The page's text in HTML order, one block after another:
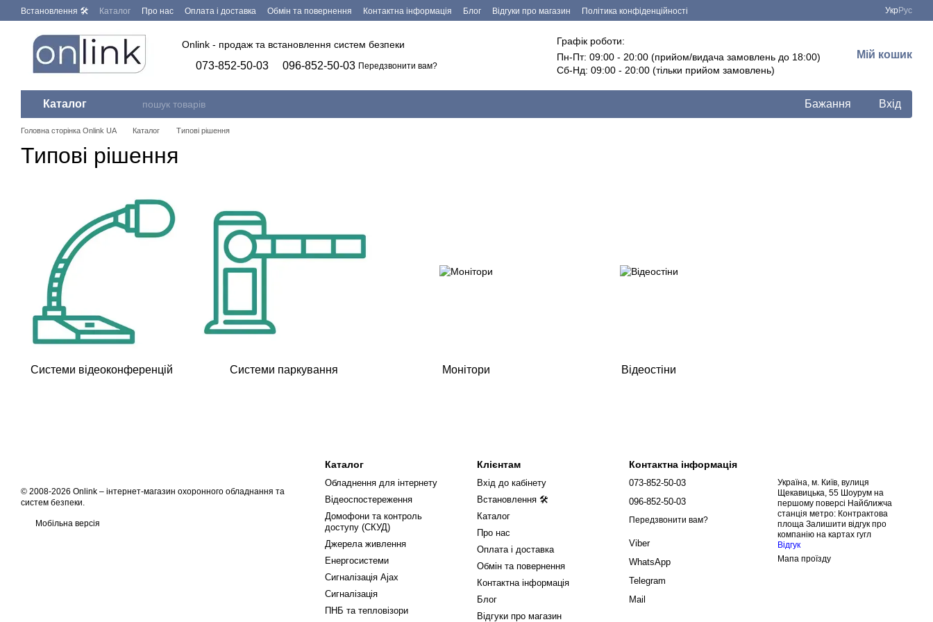
Перейти до основного контенту
Встановлення 🛠 Каталог Про нас Оплата і доставка Обмін та повернення Контактна інформація Блог Відгуки про магазин
Політика конфіденційності
Укр Рус
Onlink - продаж та встановлення систем безпеки
073-852-50-03 096-852-50-03 Передзвонити вам?
Графік роботи:
Пн-Пт: 09:00 - 20:00 (прийом/видача замовлень до 18:00)
Сб-Нд: 09:00 - 20:00 (тільки прийом замовлень)
Мій кошик
Каталог Бажання Вхід
Головна сторінка Onlink UA Каталог Типові рішення
Типові рішення
Системи відеоконференцій Системи паркування Монітори Відеостіни
© 2008-2026 Onlink – інтернет-магазин охоронного обладнання та
систем безпеки.
Мобільна версія
Каталог
Обладнення для інтернету
Відеоспостереження
Домофони та контроль
доступу (СКУД)
Джерела живлення
Енергосистеми
Сигналізація Ajax
Сигналізація
ПНБ та тепловізори
Клієнтам
Вхід до кабінету
Встановлення 🛠
Каталог
Про нас
Оплата і доставка
Обмін та повернення
Контактна інформація
Блог
Відгуки про магазин
Контактна інформація
073-852-50-03
096-852-50-03
Передзвонити вам?
Viber
WhatsApp
Telegram
Mail
Україна, м. Київ, вулиця
Щекавицька, 55 Шоурум на
першому поверсі Найближча
станція метро: Контрактова
площа Залишити відгук про
компанію на картах гугл
Відгук
Мапа проїзду